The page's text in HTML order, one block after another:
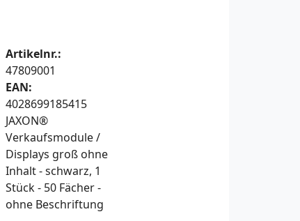
Artikelnr.:
47809001
EAN:
4028699185415
JAXON®
Verkaufsmodule /
Displays groß ohne
Inhalt - schwarz, 1
Stück - 50 Fächer -
ohne Beschriftung